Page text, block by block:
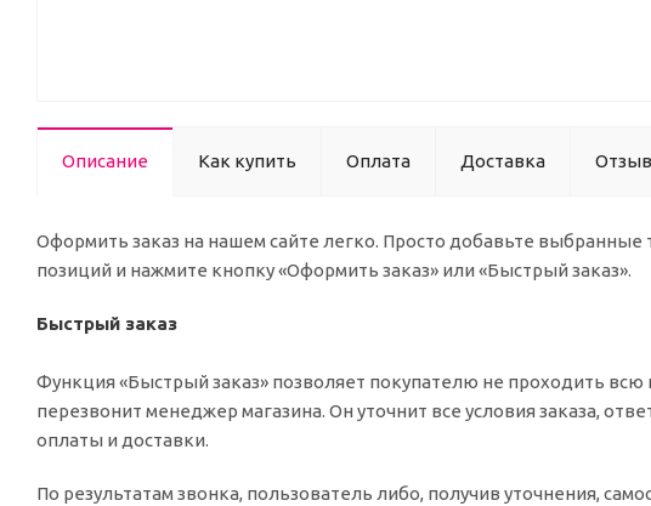
Описание Как купить Оплата Доставка
Оформить заказ на нашем сайте легко. Просто добавьте выбранные
позиций и нажмите кнопку «Оформить заказ» или «Быстрый заказ».
Быстрый заказ
Функция «Быстрый заказ» позволяет покупателю не проходить
перезвонит менеджер магазина. Он уточнит все условия заказа,
оплаты и доставки.
По результатам звонка, пользователь либо, получив уточнения,